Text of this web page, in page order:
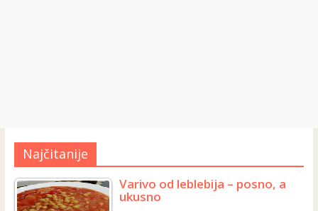
Najčitanije
Varivo od leblebija – posno, a
ukusno